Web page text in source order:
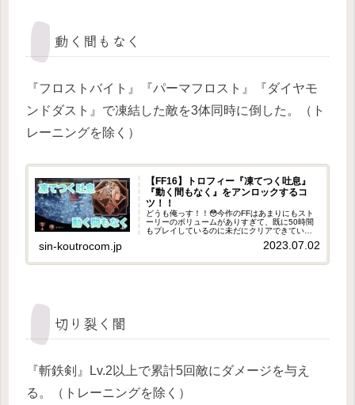
動く間もなく
『フロストバイト』『パーマフロスト』『ダイヤモ
ンドダスト』で凍結した敵を3体同時に倒した。（ト
レーニングを除く）
【FF16】トロフィー『凍てつく吐息』
『動く間もなく』をアンロックするコ
ツ！！
どうも俺っす！！😳今作のFFはあまりにもスト
ーリーのボリュームがありすぎて、既に50時間
もプレイしているのに未だにクリアできていな
もその要因の1つではあるけど、今作は本当に歴
sin-koutrocom.jp 2023.07.02
切り裂く闇
『斬鉄剣』Lv.2以上で累計5回敵にダメージを与え
る。（トレーニングを除く）